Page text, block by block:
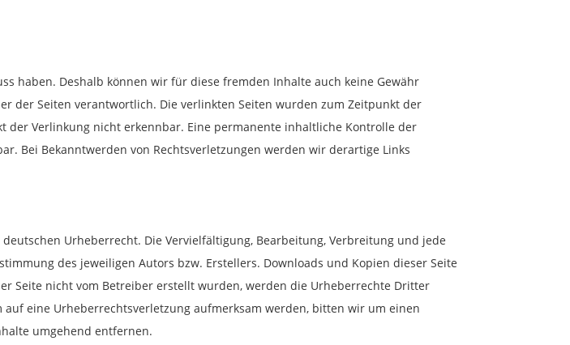
haben. Deshalb können wir für diese fremden Inhalte auch keine Gewähr
der Seiten verantwortlich. Die verlinkten Seiten wurden zum Zeitpunkt der
Verlinkung nicht erkennbar. Eine permanente inhaltliche Kontrolle der
Bei Bekanntwerden von Rechtsverletzungen werden wir derartige Links
Urheberrecht. Die Vervielfältigung, Bearbeitung, Verbreitung und jede
des jeweiligen Autors bzw. Erstellers. Downloads und Kopien dieser Seite
Seite nicht vom Betreiber erstellt wurden, werden die Urheberrechte Dritter
eine Urheberrechtsverletzung aufmerksam werden, bitten wir um einen
umgehend entfernen.